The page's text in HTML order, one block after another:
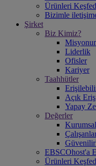
Ürünleri
Bizimle
Şirket
Biz Kimiz?
Liderlik
Ofisler
Kariyer
Taahhütler
Açık
Yapay
Değerler
EBSCOhost'a
Ürünleri